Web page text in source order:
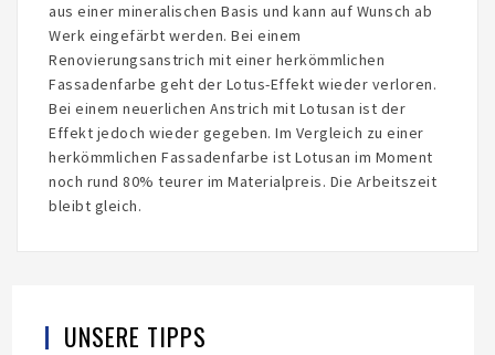
aus einer mineralischen Basis und kann auf Wunsch ab
Werk eingefärbt werden. Bei einem
Renovierungsanstrich mit einer herkömmlichen
Fassadenfarbe geht der Lotus-Effekt wieder verloren.
Bei einem neuerlichen Anstrich mit Lotusan ist der
Effekt jedoch wieder gegeben. Im Vergleich zu einer
herkömmlichen Fassadenfarbe ist Lotusan im Moment
noch rund 80% teurer im Materialpreis. Die Arbeitszeit
bleibt gleich.
UNSERE TIPPS